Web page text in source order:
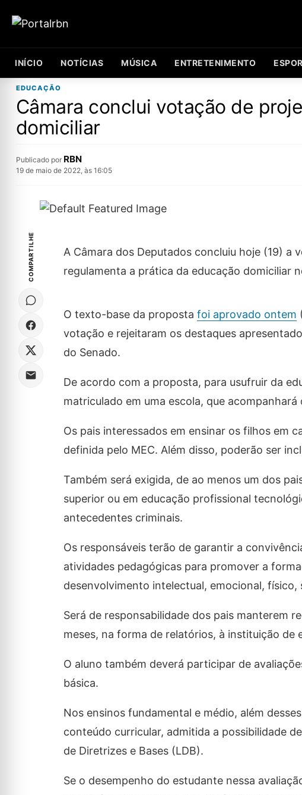
INÍCIO NOTÍCIAS MÚSICA ENTRETENIMENTO
EDUCAÇÃO
Câmara conclui votação de
domiciliar
Publicado por RBN
19 de maio de 2022, às 16:05
COMPARTILHE
A Câmara dos Deputados concluiu hoje (19) a
regulamenta a prática da educação domiciliar
O texto-base da proposta foi aprovado ontem
votação e rejeitaram os destaques
do Senado.
De acordo com a proposta, para usufruir da
matriculado em uma escola, que
Os pais interessados em ensinar os filhos em
definida pelo MEC. Além disso, poderão ser
Também será exigida, de ao menos um dos
superior ou em educação profissional
antecedentes criminais.
Os responsáveis terão de garantir a
atividades pedagógicas para promover a
desenvolvimento intelectual, emocional, físico,
Será de responsabilidade dos pais manterem
meses, na forma de relatórios, à instituição de
O aluno também deverá participar de
básica.
Nos ensinos fundamental e médio, além
conteúdo curricular, admitida a possibilidade
de Diretrizes e Bases (LDB).
Se o desempenho do estudante nessa